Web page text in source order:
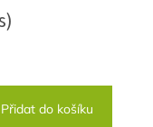
Přidat do košíku